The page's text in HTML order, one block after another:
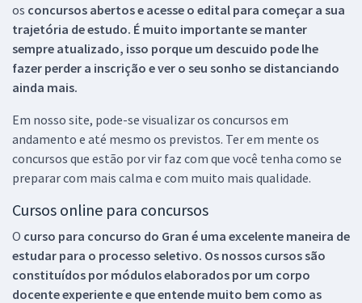
os concursos abertos e acesse o edital para começar a sua
trajetória de estudo. É muito importante se manter
sempre atualizado, isso porque um descuido pode lhe
fazer perder a inscrição e ver o seu sonho se distanciando
ainda mais.
Em nosso site, pode-se visualizar os concursos em
andamento e até mesmo os previstos. Ter em mente os
concursos que estão por vir faz com que você tenha como se
preparar com mais calma e com muito mais qualidade.
Cursos online para concursos
O curso para concurso do Gran é uma excelente maneira de
estudar para o processo seletivo. Os nossos cursos são
constituídos por módulos elaborados por um corpo
docente experiente e que entende muito bem como as